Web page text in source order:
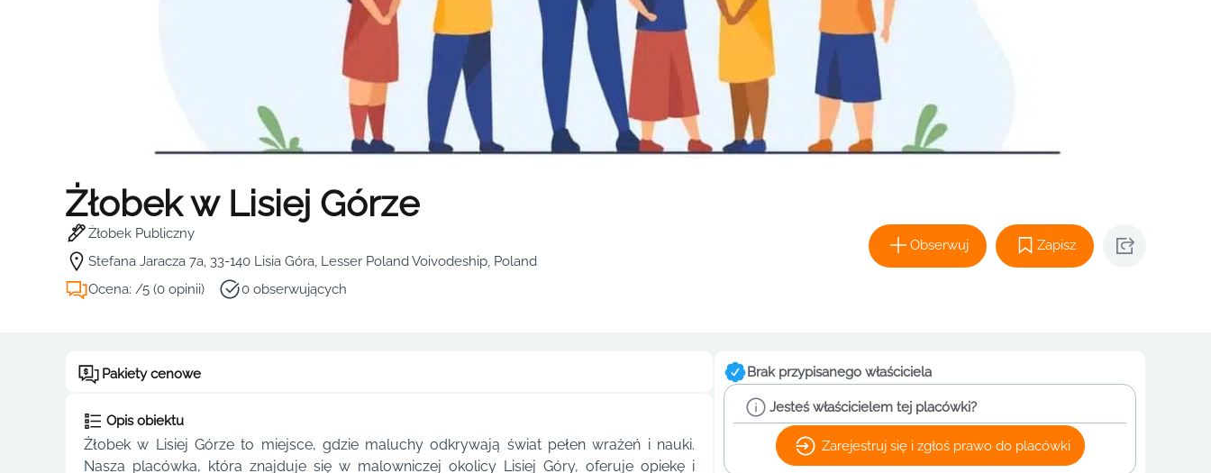
Żłobek w Lisiej Górze
Żłobek Publiczny
Stefana Jaracza 7a, 33-140 Lisia Góra, Lesser Poland Voivodeship, Poland
Ocena: /5 (0 opinii)
0 obserwujących
Obserwuj Zapisz
Pakiety cenowe
Opis obiektu
Żłobek w Lisiej Górze to miejsce, gdzie maluchy odkrywają świat pełen wrażeń i nauki.
Nasza placówka, która znajduje się w malowniczej okolicy Lisiej Góry, oferuje opiekę i
Brak przypisanego właściciela
Jesteś właścicielem tej placówki?
Zarejestruj się i zgłoś prawo do placówki